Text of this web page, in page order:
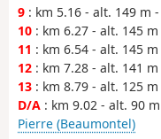
9 : km 5.16 - alt. 149 m
10 : km 6.27 - alt. 145
11 : km 6.54 - alt. 145
12 : km 7.28 - alt. 141
13 : km 8.79 - alt. 125
D/A : km 9.02 - alt. 90
Pierre (Beaumontel)